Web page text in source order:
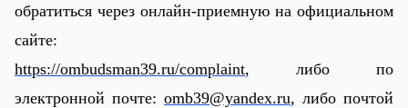
обратиться через онлайн-приемную на официальном
сайте:
https://ombudsman39.ru/complaint, либо по
электронной почте: omb39@yandex.ru, либо почтой